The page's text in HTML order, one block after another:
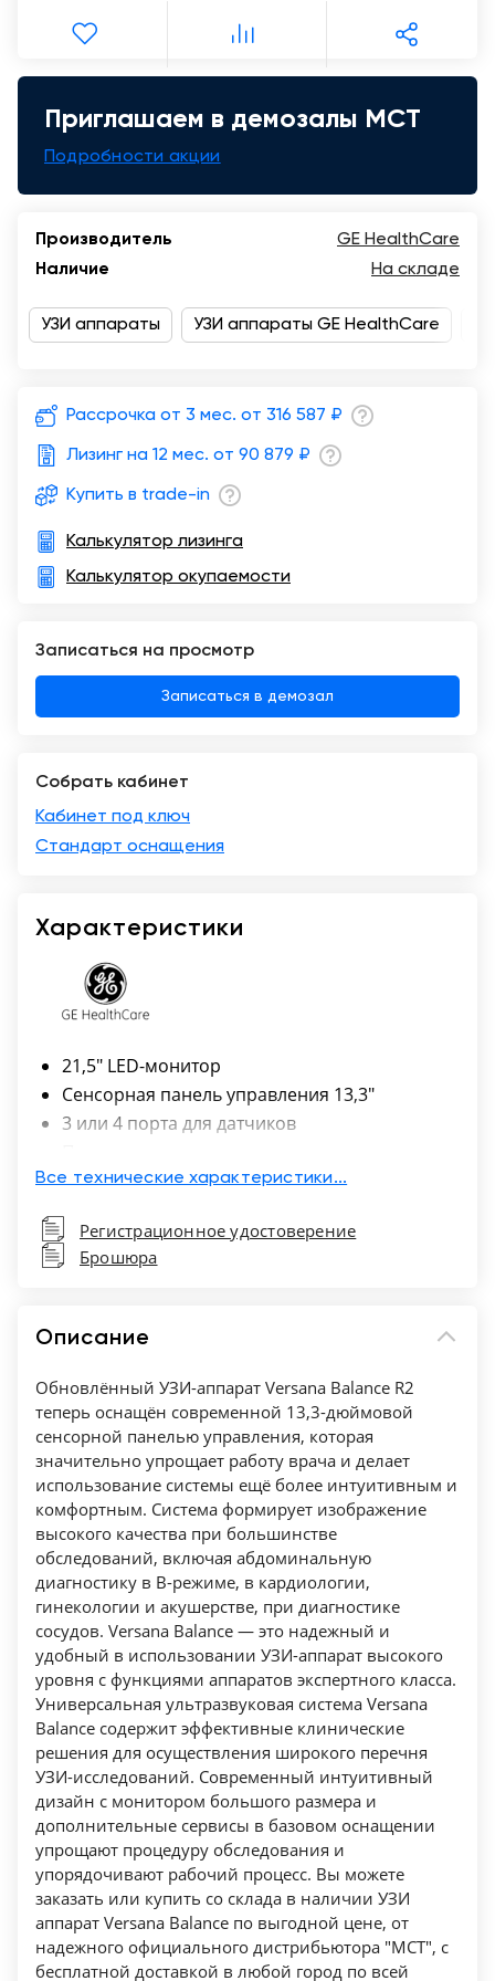
Москва
Приглашаем в демозалы МСТ
Подробности акции
Производитель
GE HealthCare
Наличие
На складе
УЗИ аппараты УЗИ аппараты GE HealthCare
Рассрочка от 3 мес. от 316 587 ₽
Лизинг на 12 мес. от 90 879 ₽
Купить в trade-in
Калькулятор лизинга
Калькулятор окупаемости
Собрать кабинет
Кабинет под ключ
Стандарт оснащения
Записаться на просмотр
Записаться в демозал
Характеристики
21,5″ LED-монитор
Сенсорная панель управления 13,3″
3 или 4 порта для датчиков
Виртуальный конвекс
Эхокардиография (ЭхоКГ)
Визуализация биопсийной иглы
Функция записи аудио комментариев Voice
comments
Формирование трехмерных изображений
в реальном времени 3D/4D
Возможность сохранять изображения
в облачной среде Tricefy Uplink
Автоматическая оценка функции левого
желудочка Аuto EF
Автоматический расчет комплекса интима-
медиа Auto-IMT
Технология автоматической оптимизации
изображения Whizz
Формирование сопоставимых изображений
с высоким разрешением CrossXBeam/SRI-HD
Программы обучения базовым навыкам
Scan Assistant, Scan Coach, My Trainer
Советы для размещения маркеров при
проведении стандартных биометрических
исследований плода SonoBiometry
Подогреватель геля (опция)
Аккумуляторная батарея (опция)
Все технические характеристики...
Регистрационное удостоверение
Брошюра
Описание
Обновлённый УЗИ-аппарат Versana Balance R2
теперь оснащён современной 13,3-дюймовой
сенсорной панелью управления, которая
значительно упрощает работу врача и делает
использование системы ещё более интуитивным и
комфортным. Система формирует изображение
высокого качества при большинстве
обследований, включая абдоминальную
диагностику в В-режиме, в кардиологии,
гинекологии и акушерстве, при диагностике
сосудов. Versana Balance — это надежный и
удобный в использовании УЗИ-аппарат высокого
уровня с функциями аппаратов экспертного класса.
Универсальная ультразвуковая система Versana
Balance содержит эффективные клинические
решения для осуществления широкого перечня
УЗИ-исследований. Современный интуитивный
дизайн с монитором большого размера и
дополнительные сервисы в базовом оснащении
упрощают процедуру обследования и
упорядочивают рабочий процесс. Вы можете
заказать или купить со склада в наличии УЗИ
аппарат Versana Balance по выгодной цене, от
надежного официального дистрибьютора "МСТ", с
бесплатной доставкой в любой город по всей